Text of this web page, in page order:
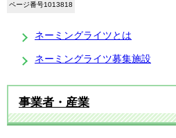
ページ番号1013818
ネーミングライツとは
ネーミングライツ募集施設
事業者・産業